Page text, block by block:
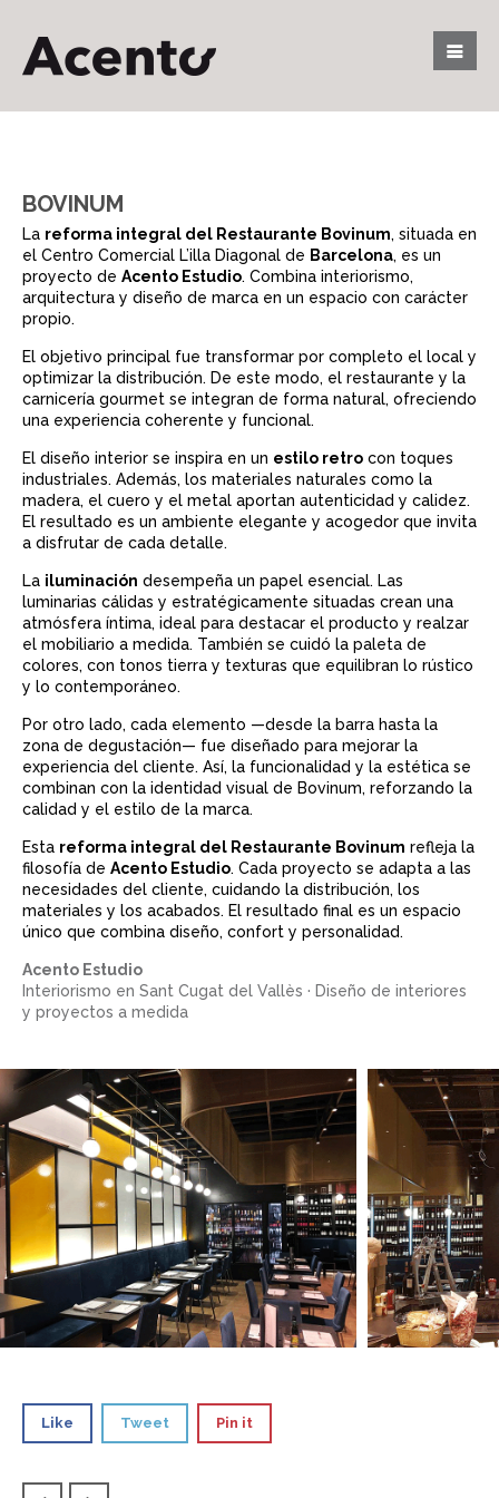
BOVINUM
La reforma integral del Restaurante Bovinum, situada en
el Centro Comercial L’illa Diagonal de Barcelona, es un
proyecto de Acento Estudio. Combina interiorismo,
arquitectura y diseño de marca en un espacio con carácter
propio.
El objetivo principal fue transformar por completo el local y
optimizar la distribución. De este modo, el restaurante y la
carnicería gourmet se integran de forma natural, ofreciendo
una experiencia coherente y funcional.
El diseño interior se inspira en un estilo retro con toques
industriales. Además, los materiales naturales como la
madera, el cuero y el metal aportan autenticidad y calidez.
El resultado es un ambiente elegante y acogedor que invita
a disfrutar de cada detalle.
La iluminación desempeña un papel esencial. Las
luminarias cálidas y estratégicamente situadas crean una
atmósfera íntima, ideal para destacar el producto y realzar
el mobiliario a medida. También se cuidó la paleta de
colores, con tonos tierra y texturas que equilibran lo rústico
y lo contemporáneo.
Por otro lado, cada elemento —desde la barra hasta la
zona de degustación— fue diseñado para mejorar la
experiencia del cliente. Así, la funcionalidad y la estética se
combinan con la identidad visual de Bovinum, reforzando la
calidad y el estilo de la marca.
Esta reforma integral del Restaurante Bovinum refleja la
filosofía de Acento Estudio. Cada proyecto se adapta a las
necesidades del cliente, cuidando la distribución, los
materiales y los acabados. El resultado final es un espacio
único que combina diseño, confort y personalidad.
Acento Estudio
Interiorismo en Sant Cugat del Vallès · Diseño de interiores
y proyectos a medida
Like Tweet Pin it